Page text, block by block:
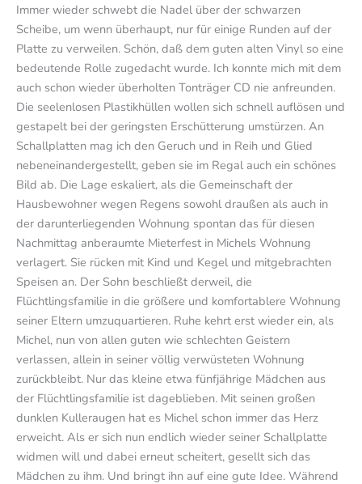
Immer wieder schwebt die Nadel über der schwarzen
Scheibe, um wenn überhaupt, nur für einige Runden auf der
Platte zu verweilen. Schön, daß dem guten alten Vinyl so eine
bedeutende Rolle zugedacht wurde. Ich konnte mich mit dem
auch schon wieder überholten Tonträger CD nie anfreunden.
Die seelenlosen Plastikhüllen wollen sich schnell auflösen und
gestapelt bei der geringsten Erschütterung umstürzen. An
Schallplatten mag ich den Geruch und in Reih und Glied
nebeneinandergestellt, geben sie im Regal auch ein schönes
Bild ab. Die Lage eskaliert, als die Gemeinschaft der
Hausbewohner wegen Regens sowohl draußen als auch in
der darunterliegenden Wohnung spontan das für diesen
Nachmittag anberaumte Mieterfest in Michels Wohnung
verlagert. Sie rücken mit Kind und Kegel und mitgebrachten
Speisen an. Der Sohn beschließt derweil, die
Flüchtlingsfamilie in die größere und komfortablere Wohnung
seiner Eltern umzuquartieren. Ruhe kehrt erst wieder ein, als
Michel, nun von allen guten wie schlechten Geistern
verlassen, allein in seiner völlig verwüsteten Wohnung
zurückbleibt. Nur das kleine etwa fünfjährige Mädchen aus
der Flüchtlingsfamilie ist dageblieben. Mit seinen großen
dunklen Kulleraugen hat es Michel schon immer das Herz
erweicht. Als er sich nun endlich wieder seiner Schallplatte
widmen will und dabei erneut scheitert, gesellt sich das
Mädchen zu ihm. Und bringt ihn auf eine gute Idee. Während